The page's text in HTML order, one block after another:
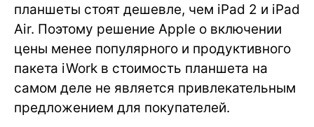
планшеты стоят дешевле, чем iPad 2 и iPad
Air. Поэтому решение Apple о включении
цены менее популярного и продуктивного
пакета iWork в стоимость планшета на
самом деле не является привлекательным
предложением для покупателей.